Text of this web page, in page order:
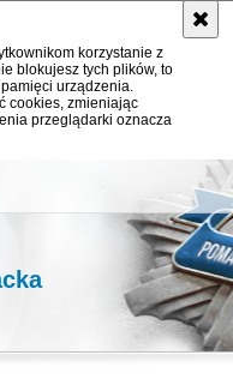
korzystanie z
blokujesz tych plików, to
urządzenia.
cookies, zmieniając
przeglądarki oznacza